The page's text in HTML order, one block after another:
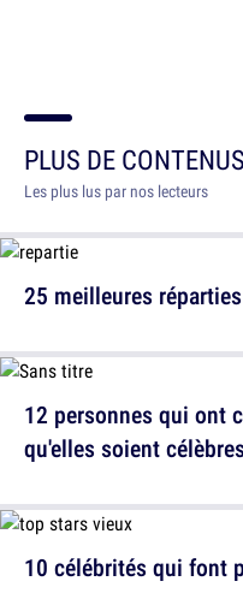
PLUS DE
Les plus lus par nos lecteurs
25 meilleures
10 célébrités qui font
12 personnes qui ont
qu'elles soient célèbres